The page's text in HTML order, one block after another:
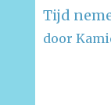
Tijd
door